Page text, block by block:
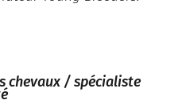
chevaux / spécialiste